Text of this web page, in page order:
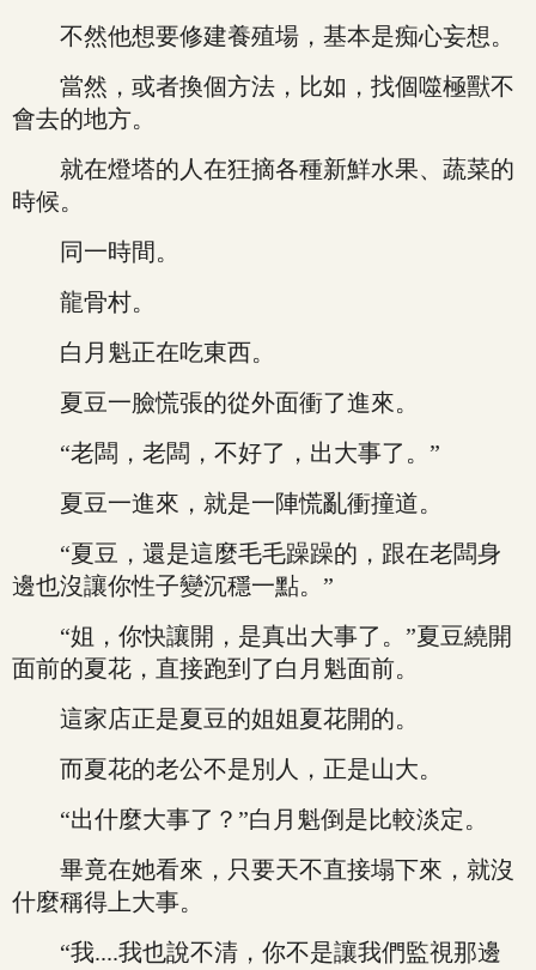
不然他想要修建養殖場，基本是痴心妄想。
當然，或者換個方法，比如，找個噬極獸不
會去的地方。
就在燈塔的人在狂摘各種新鮮水果、蔬菜的
時候。
同一時間。
龍骨村。
白月魁正在吃東西。
夏豆一臉慌張的從外面衝了進來。
“老闆，老闆，不好了，出大事了。”
夏豆一進來，就是一陣慌亂衝撞道。
“夏豆，還是這麼毛毛躁躁的，跟在老闆身
邊也沒讓你性子變沉穩一點。”
“姐，你快讓開，是真出大事了。”夏豆繞開
面前的夏花，直接跑到了白月魁面前。
這家店正是夏豆的姐姐夏花開的。
而夏花的老公不是別人，正是山大。
“出什麼大事了？”白月魁倒是比較淡定。
畢竟在她看來，只要天不直接塌下來，就沒
什麼稱得上大事。
“我....我也說不清，你不是讓我們監視那邊